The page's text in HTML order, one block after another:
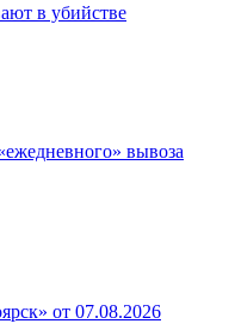
в убийстве
вывоза
от 07.08.2026